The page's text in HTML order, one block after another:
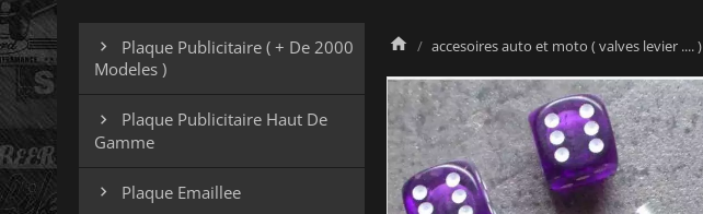

Plaque Publicitaire ( + De 2000
Modeles )

Plaque Publicitaire Haut De
Gamme
 Plaque Emaillee
accesoires auto et moto ( valves levier .... )